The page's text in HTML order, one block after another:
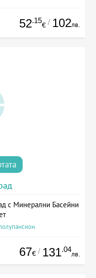
52.15
€ / 102лв.
с Минерални Басейни
67€ / 131.04
лв.